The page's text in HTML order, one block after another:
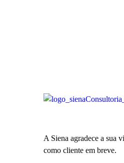
A Siena agradece a sua
como cliente em breve.